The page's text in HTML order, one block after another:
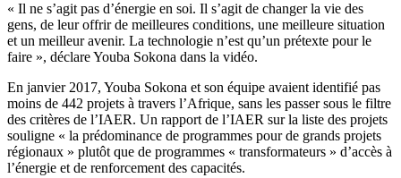
« Il ne s’agit pas d’énergie en soi. Il s’agit de changer la vie des
gens, de leur offrir de meilleures conditions, une meilleure situation
et un meilleur avenir. La technologie n’est qu’un prétexte pour le
faire », déclare Youba Sokona dans la vidéo.
En janvier 2017, Youba Sokona et son équipe avaient identifié pas
moins de 442 projets à travers l’Afrique, sans les passer sous le filtre
des critères de l’IAER. Un rapport de l’IAER sur la liste des projets
souligne « la prédominance de programmes pour de grands projets
régionaux » plutôt que de programmes « transformateurs » d’accès à
l’énergie et de renforcement des capacités.